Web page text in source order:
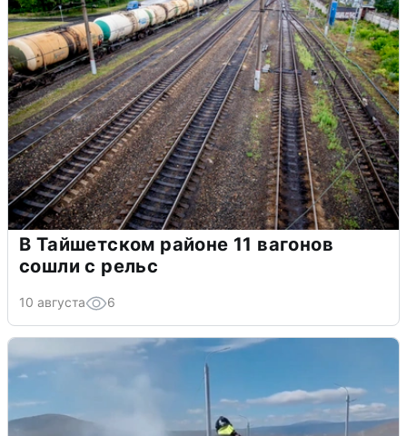
В Тайшетском районе 11 вагонов
сошли с рельс
10 августа 6